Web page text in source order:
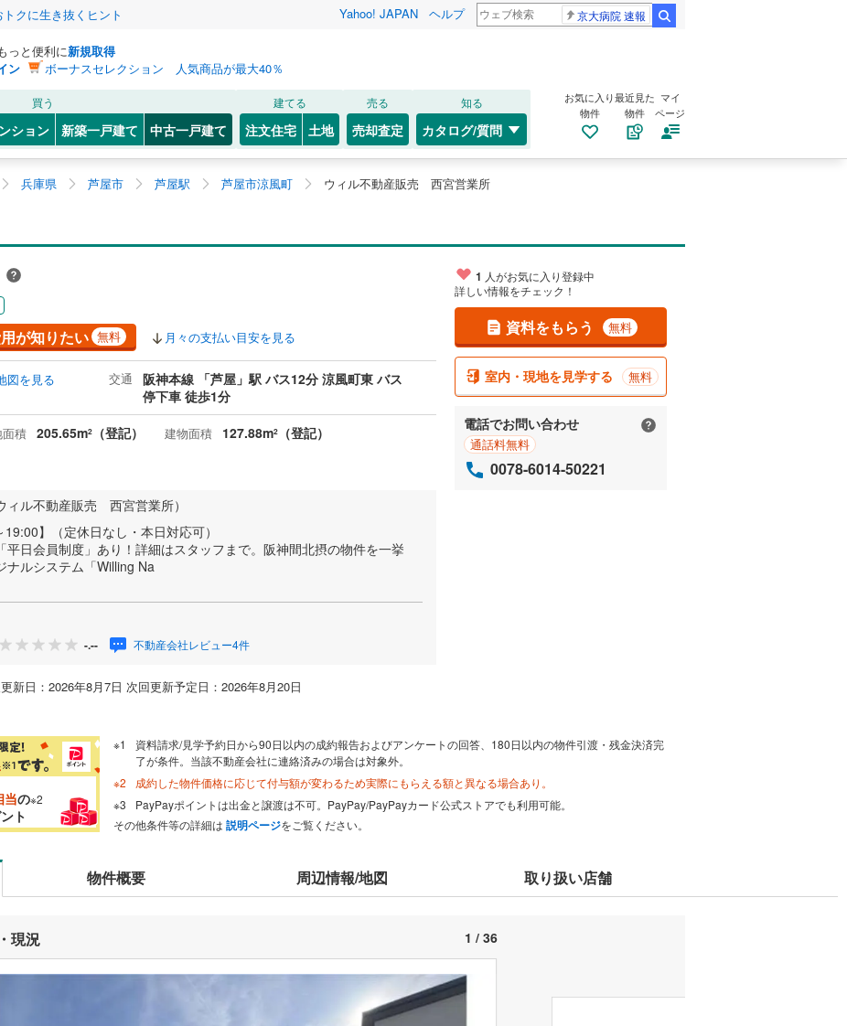
クに生き抜くヒント Yahoo! JAPAN ヘルプ 京大病院 速報
っと便利に新規取得
ン
ボーナスセレクション 人気商品が最大40％
買う
ション 新築一戸建て 中古一戸建て
建てる
注文住宅 土地
売る
売却査定
知る
カタログ/質問
お気に入り
物件
最近見た
物件
マイ
ページ
兵庫県 芦屋市 芦屋駅 芦屋市涼風町 ウィル不動産販売 西宮営業所
が知りたい 無料 月々の支払い目安を見る
図を見る 交通
阪神本線 「芦屋」駅 バス12分 涼風町東 バス
停下車 徒歩1分
面積 205.65m2 （登記） 建物面積 127.88m2 （登記）
ィル不動産販売 西宮営業所）
19:00】（定休日なし・本日対応可）
平日会員制度」あり！詳細はスタッフまで。阪神間北摂の物件を一挙
ナルシステム「Willing Na
-.-- 不動産会社レビュー4件
新日：2026年8月7日 次回更新予定日：2026年8月20日
1 人がお気に入り登録中
詳しい情報をチェック！
資料をもらう 無料
室内・現地を見学する 無料
電話でお問い合わせ
通話料無料
0078-6014-50221
当の※2
ト
資料請求/見学予約日から90日以内の成約報告およびアンケートの回答、180日以内の物件引渡・残金決済完
了が条件。当該不動産会社に連絡済みの場合は対象外。
成約した物件価格に応じて付与額が変わるため実際にもらえる額と異なる場合あり。
PayPayポイントは出金と譲渡は不可。PayPay/PayPayカード公式ストアでも利用可能。
その他条件等の詳細は 説明ページをご覧ください。
物件概要 周辺情報/地図 取り扱い店舗
現況 1 / 36